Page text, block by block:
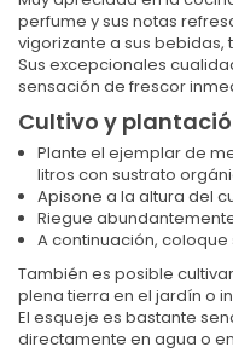
perfume y sus notas
vigorizante a sus bebidas,
Sus excepcionales
sensación de frescor
Cultivo y
Plante el ejemplar de
litros con sustrato
Apisone a la altura del
Riegue
A continuación,
También es posible
plena tierra en el jardín o
El esqueje es bastante
directamente en agua o